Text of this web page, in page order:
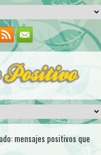
mensajes positivos que